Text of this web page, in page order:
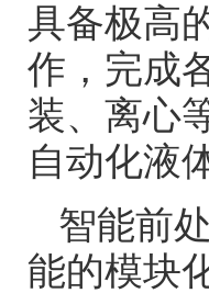
具备极高
作，完成
装、离心
自动化液
智能前
能的模块